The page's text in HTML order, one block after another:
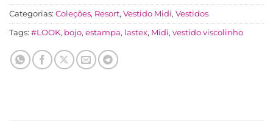
Categorias: Coleções, Resort, Vestido Midi, Vestidos
Tags: #LOOK, bojo, estampa, lastex, Midi, vestido viscolinho